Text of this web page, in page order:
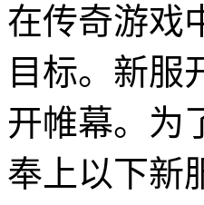
在传奇游戏
目标。新服
开帷幕。为
奉上以下新